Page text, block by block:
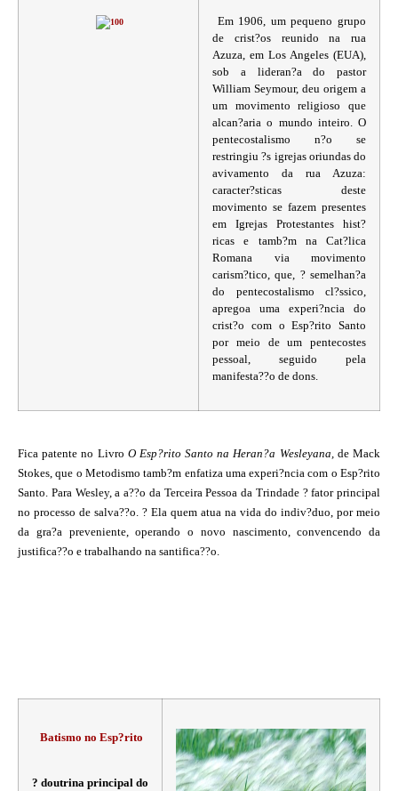
Em 1906, um pequeno grupo
de crist?os reunido na rua
Azuza, em Los Angeles (EUA),
sob a lideran?a do pastor
William Seymour, deu origem a
um movimento religioso que
alcan?aria o mundo inteiro. O
pentecostalismo n?o se
restringiu ?s igrejas oriundas do
avivamento da rua Azuza:
caracter?sticas deste
movimento se fazem presentes
em Igrejas Protestantes hist?
ricas e tamb?m na Cat?lica
Romana via movimento
carism?tico, que, ? semelhan?a
do pentecostalismo cl?ssico,
apregoa uma experi?ncia do
crist?o com o Esp?rito Santo
por meio de um pentecostes
pessoal, seguido pela
manifesta??o de dons.
Fica patente no Livro O Esp?rito Santo na Heran?a Wesleyana, de Mack
Stokes, que o Metodismo tamb?m enfatiza uma experi?ncia com o Esp?rito
Santo. Para Wesley, a a??o da Terceira Pessoa da Trindade ? fator principal
no processo de salva??o. ? Ela quem atua na vida do indiv?duo, por meio
da gra?a preveniente, operando o novo nascimento, convencendo da
justifica??o e trabalhando na santifica??o.
Batismo no Esp?rito
? doutrina principal do